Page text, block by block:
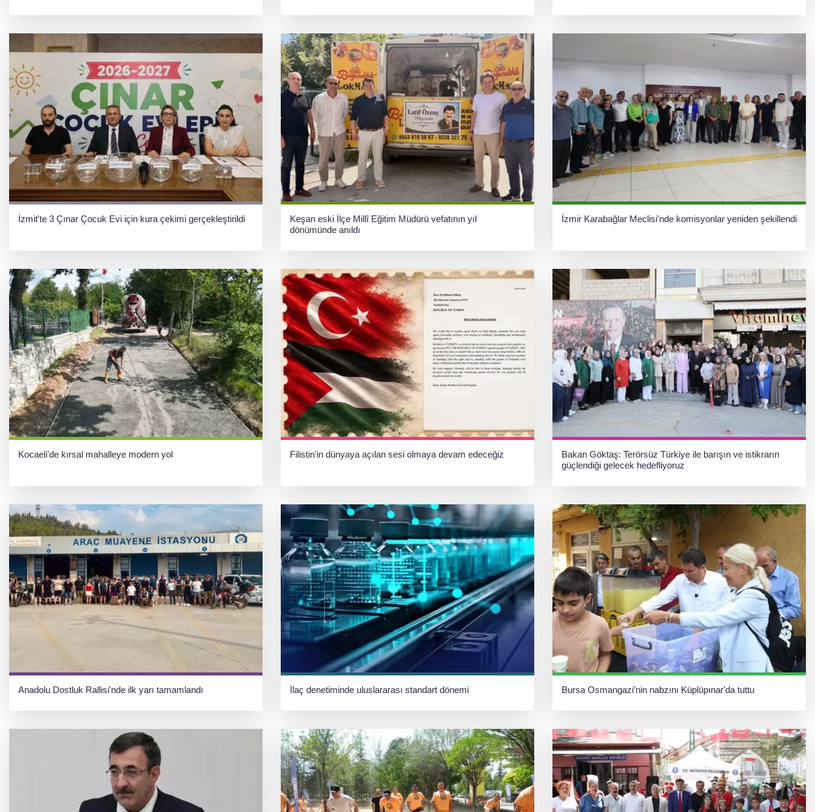
İzmit'te 3 Çınar Çocuk Evi için kura çekimi gerçekleştirildi
Keşan eski İlçe Millî Eğitim Müdürü vefatının yıl
dönümünde anıldı
İzmir Karabağlar Meclisi'nde komisyonlar yeniden şekillendi
Kocaeli'de kırsal mahalleye modern yol Filistin'in dünyaya açılan sesi olmaya devam edeceğiz
Bakan Göktaş: Terörsüz Türkiye ile barışın ve istikrarın
güçlendiği gelecek hedefliyoruz
Anadolu Dostluk Rallisi'nde ilk yarı tamamlandı İlaç denetiminde uluslararası standart dönemi Bursa Osmangazi’nin nabzını Küplüpınar'da tuttu